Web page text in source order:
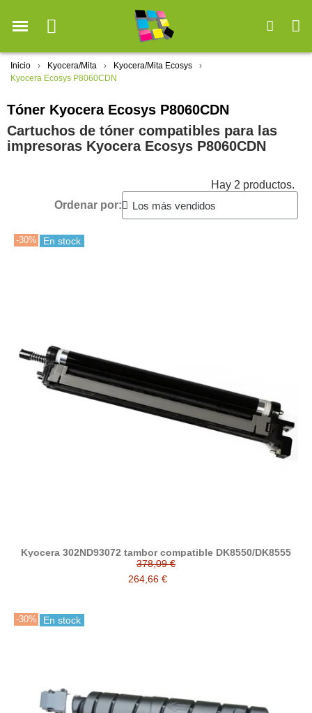
Inicio Kyocera/Mita
Kyocera/Mita Ecosys
Kyocera Ecosys P8060CDN
Tóner Kyocera Ecosys P8060CDN
Cartuchos de tóner compatibles para las
impresoras Kyocera Ecosys P8060CDN
Hay 2 productos.
Ordenar por:
-30% En stock
Kyocera 302ND93072 tambor compatible DK8550/DK8555
378,09 €
264,66 €
-30% En stock